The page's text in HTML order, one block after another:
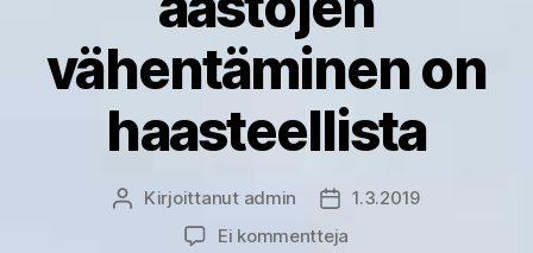
vähentäminen on
haasteellista
Kirjoittaja
Kirjoittanut admin Julkaisupäivämäärä
1.3.2019
Ei kommentteja